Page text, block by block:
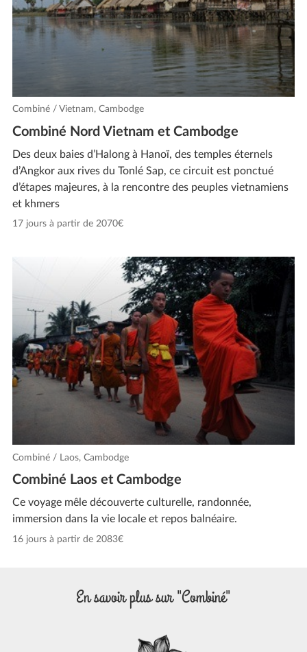
Combiné / Vietnam, Cambodge
Combiné Nord Vietnam et Cambodge
Des deux baies d’Halong à Hanoï, des temples éternels
d’Angkor aux rives du Tonlé Sap, ce circuit est ponctué
d’étapes majeures, à la rencontre des peuples vietnamiens
et khmers
17 jours à partir de 2070€
Combiné / Laos, Cambodge
Combiné Laos et Cambodge
Ce voyage mêle découverte culturelle, randonnée,
immersion dans la vie locale et repos balnéaire.
16 jours à partir de 2083€
En savoir plus sur "Combiné"